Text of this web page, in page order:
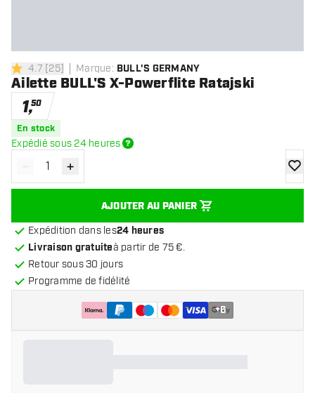
4.7 étoiles de notation
4.7 [25] Marque: BULL'S GERMANY
Ailette BULL'S X-Powerflite Ratajski
1,50
En stock
Expédié sous 24 heures
Diminuer la quantité
- Augmenter la quantité
+
AJOUTER AU PANIER
Expédition dans les24 heures
Livraison gratuiteà partir de 75 €.
Retour sous 30 jours
Programme de fidélité
+6